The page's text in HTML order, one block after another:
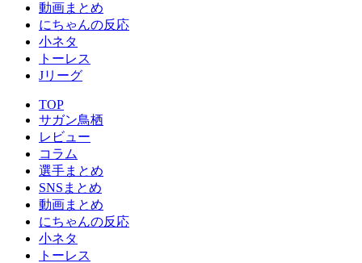
動画まとめ
にちゃんの反応
小ネタ
トーレス
Jリーグ
TOP
サガン鳥栖
レビュー
コラム
選手まとめ
SNSまとめ
動画まとめ
にちゃんの反応
小ネタ
トーレス